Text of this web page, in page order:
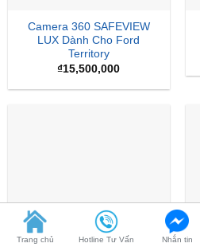
Camera 360 SAFEVIEW
LUX Dành Cho Ford
Territory
₫15,500,000
Trang chủ Hotline Tư Vấn Nhắn tin